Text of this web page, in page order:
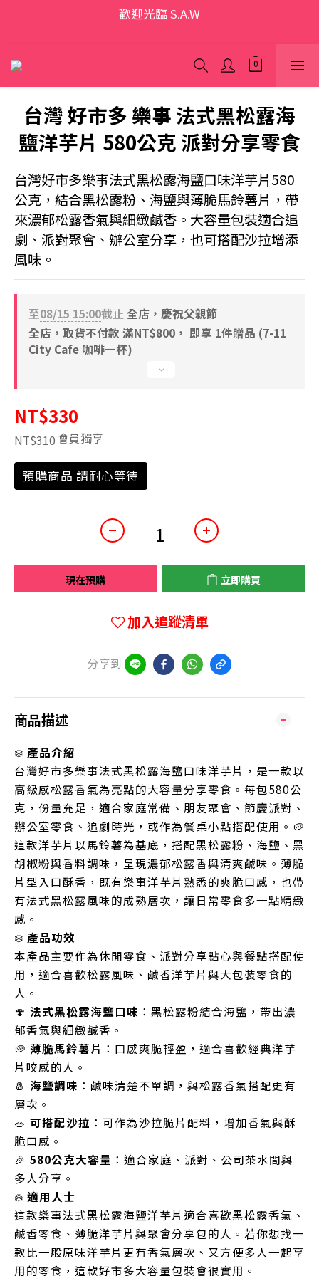
歡迎光臨 S.A.W
歡迎光臨 S.A.W
台灣 好市多 樂事 法式黑松露海
鹽洋芋片 580公克 派對分享零食
台灣好市多樂事法式黑松露海鹽口味洋芋片580
公克，結合黑松露粉、海鹽與薄脆馬鈴薯片，帶
來濃郁松露香氣與細緻鹹香。大容量包裝適合追
劇、派對聚會、辦公室分享，也可搭配沙拉增添
風味。
至08/15 15:00截止 全店，慶祝父親節
全店，取貨不付款 滿NT$800， 即享 1件贈品 (7-11
City Cafe 咖啡一杯)
NT$330
NT$310 會員獨享
預購商品 請耐心等待
現在預購 立即購買
加入追蹤清單
分享到
商品描述
❄️ 產品介紹
台灣好市多樂事法式黑松露海鹽口味洋芋片，是一款以
高級感松露香氣為亮點的大容量分享零食。每包580公
克，份量充足，適合家庭常備、朋友聚會、節慶派對、
辦公室零食、追劇時光，或作為餐桌小點搭配使用。🥔
這款洋芋片以馬鈴薯為基底，搭配黑松露粉、海鹽、黑
胡椒粉與香料調味，呈現濃郁松露香與清爽鹹味。薄脆
片型入口酥香，既有樂事洋芋片熟悉的爽脆口感，也帶
有法式黑松露風味的成熟層次，讓日常零食多一點精緻
感。
❄️ 產品功效
本產品主要作為休閒零食、派對分享點心與餐點搭配使
用，適合喜歡松露風味、鹹香洋芋片與大包裝零食的
人。
🍄 法式黑松露海鹽口味 ：黑松露粉結合海鹽，帶出濃
郁香氣與細緻鹹香。
🥔 薄脆馬鈴薯片 ：口感爽脆輕盈，適合喜歡經典洋芋
片咬感的人。
🧂 海鹽調味 ：鹹味清楚不單調，與松露香氣搭配更有
層次。
🥗 可搭配沙拉 ：可作為沙拉脆片配料，增加香氣與酥
脆口感。
🎉 580公克大容量 ：適合家庭、派對、公司茶水間與
多人分享。
❄️ 適用人士
這款樂事法式黑松露海鹽洋芋片適合喜歡黑松露香氣、
鹹香零食、薄脆洋芋片與聚會分享包的人。若你想找一
款比一般原味洋芋片更有香氣層次、又方便多人一起享
用的零食，這款好市多大容量包裝會很實用。